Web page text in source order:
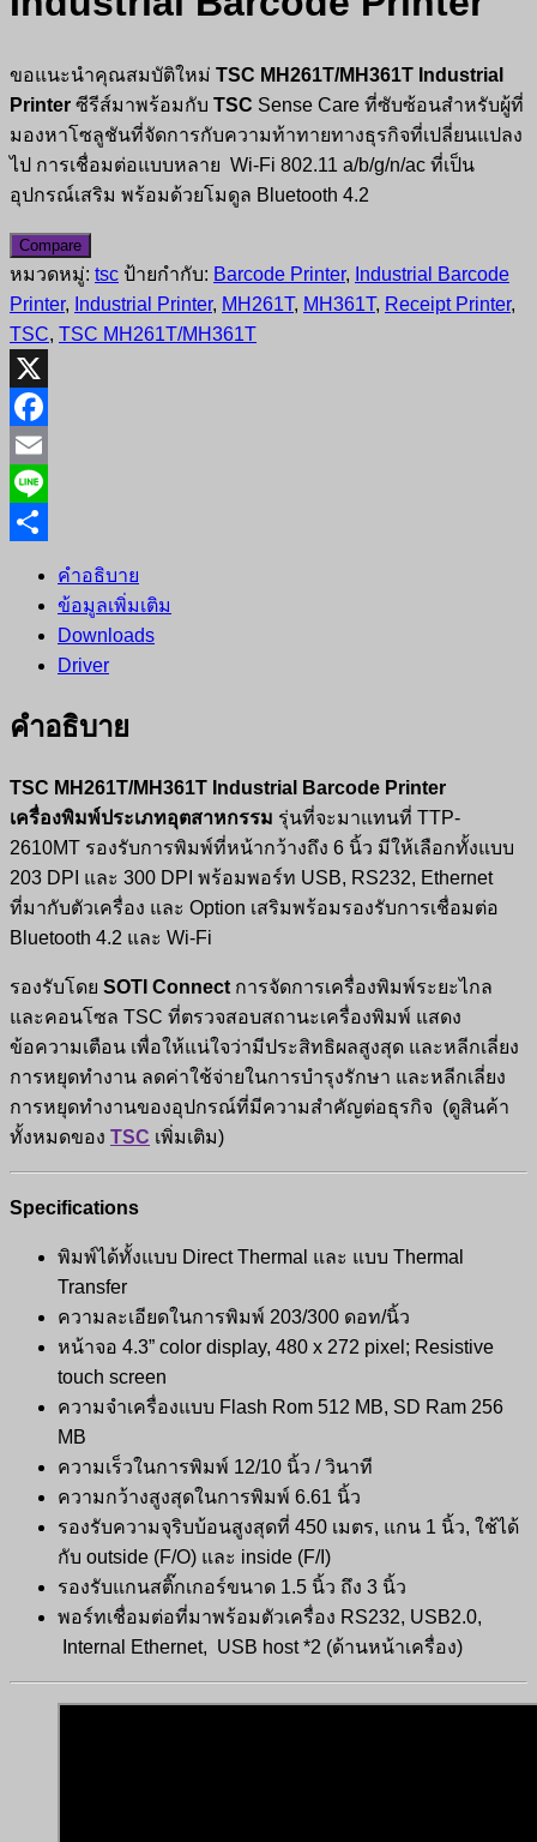
ขอแนะนำคุณสมบัติใหม่ TSC MH261T/MH361T Industrial
Printer ซีรีส์มาพร้อมกับ TSC Sense Care ที่ซับซ้อนสำหรับผู้ที่
มองหาโซลูชันที่จัดการกับความท้าทายทางธุรกิจที่เปลี่ยนแปลง
ไป การเชื่อมต่อแบบหลาย Wi-Fi 802.11 a/b/g/n/ac ที่เป็น
อุปกรณ์เสริม พร้อมด้วยโมดูล Bluetooth 4.2
Compare
หมวดหมู่: tsc ป้ายกำกับ: Barcode Printer, Industrial Barcode
Printer, Industrial Printer, MH261T, MH361T, Receipt Printer,
TSC, TSC MH261T/MH361T
X
Facebook
Email
Line
คำอธิบาย
ข้อมูลเพิ่มเติม
Downloads
Driver
คำอธิบาย
TSC MH261T/MH361T Industrial Barcode Printer
เครื่องพิมพ์ประเภทอุตสาหกรรม รุ่นที่จะมาแทนที่ TTP-
2610MT รองรับการพิมพ์ที่หน้ากว้างถึง 6 นิ้ว มีให้เลือกทั้งแบบ
203 DPI และ 300 DPI พร้อมพอร์ท USB, RS232, Ethernet
ที่มากับตัวเครื่อง และ Option เสริมพร้อมรองรับการเชื่อมต่อ
Bluetooth 4.2 และ Wi-Fi
รองรับโดย SOTI Connect การจัดการเครื่องพิมพ์ระยะไกล
และคอนโซล TSC ที่ตรวจสอบสถานะเครื่องพิมพ์ แสดง
ข้อความเตือน เพื่อให้แน่ใจว่ามีประสิทธิผลสูงสุด และหลีกเลี่ยง
การหยุดทำงาน ลดค่าใช้จ่ายในการบำรุงรักษา และหลีกเลี่ยง
การหยุดทำงานของอุปกรณ์ที่มีความสำคัญต่อธุรกิจ (ดูสินค้า
ทั้งหมดของ TSC เพิ่มเติม)
Specifications
พิมพ์ได้ทั้งแบบ Direct Thermal และ แบบ Thermal
Transfer
ความละเอียดในการพิมพ์ 203/300 ดอท/นิ้ว
หน้าจอ 4.3” color display, 480 x 272 pixel; Resistive
touch screen
ความจำเครื่องแบบ Flash Rom 512 MB, SD Ram 256
MB
ความเร็วในการพิมพ์ 12/10 นิ้ว / วินาที
ความกว้างสูงสุดในการพิมพ์ 6.61 นิ้ว
รองรับความจุริบบ้อนสูงสุดที่ 450 เมตร, แกน 1 นิ้ว, ใช้ได้
กับ outside (F/O) และ inside (F/I)
รองรับแกนสติ๊กเกอร์ขนาด 1.5 นิ้ว ถึง 3 นิ้ว
พอร์ทเชื่อมต่อที่มาพร้อมตัวเครื่อง RS232, USB2.0,
Internal Ethernet, USB host *2 (ด้านหน้าเครื่อง)